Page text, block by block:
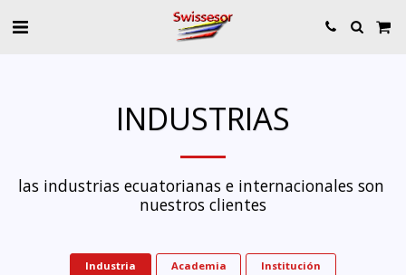
INDUSTRIAS
las industrias ecuatorianas e internacionales son
nuestros clientes
Industria Academia Institución